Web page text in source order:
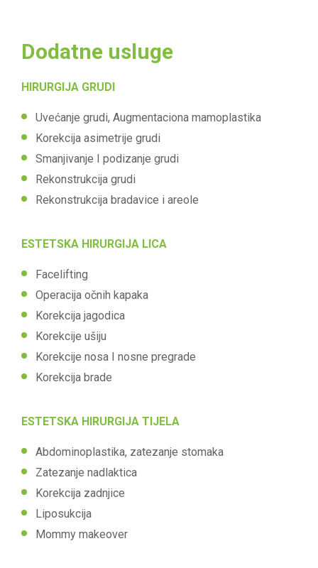
Dodatne usluge
HIRURGIJA GRUDI
Uvećanje grudi, Augmentaciona mamoplastika
Korekcija asimetrije grudi
Smanjivanje I podizanje grudi
Rekonstrukcija grudi
Rekonstrukcija bradavice i areole
ESTETSKA HIRURGIJA LICA
Facelifting
Operacija očnih kapaka
Korekcija jagodica
Korekcije ušiju
Korekcije nosa I nosne pregrade
Korekcija brade
ESTETSKA HIRURGIJA TIJELA
Abdominoplastika, zatezanje stomaka
Zatezanje nadlaktica
Korekcija zadnjice
Liposukcija
Mommy makeover